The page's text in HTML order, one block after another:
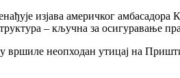
изјава америчког
– кључна за осигуравање
неопходан утицај на